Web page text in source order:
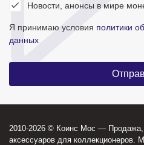
Новости, анонсы в мире
Я принимаю условия политики
данных
2010-2026 © Коинс Мос — Продажа,
аксессуаров для коллекционеров.